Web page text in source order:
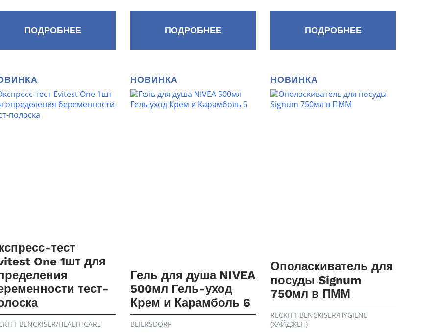
ПОДРОБНЕЕ ПОДРОБНЕЕ ПОДРОБНЕЕ
тест
One 1шт для
тест-
BENCKISER/НEALTHСARE
НОВИНКА
Гель для душа NIVEA
500мл Гель-уход
Крем и Карамболь 6
BEIERSDORF
НОВИНКА
Ополаскиватель для
посуды Signum
750мл в ПММ
RECKITT BENCKISER/HYGIENE
(ХАЙДЖЕН)